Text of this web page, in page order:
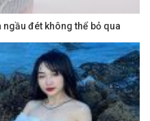
ngầu đét không thể bỏ qua